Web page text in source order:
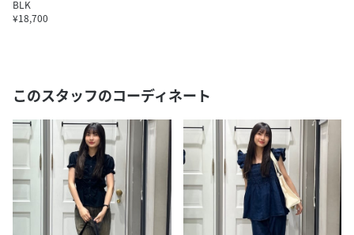
BLK
¥18,700
このスタッフのコーディネート